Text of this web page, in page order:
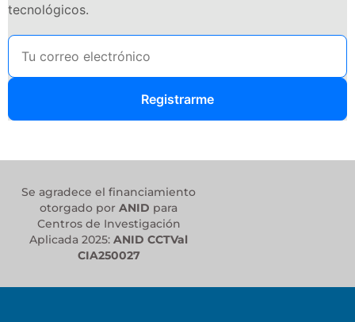
tecnológicos.
Registrarme
Se agradece el financiamiento
otorgado por ANID para
Centros de Investigación
Aplicada 2025: ANID CCTVal
CIA250027